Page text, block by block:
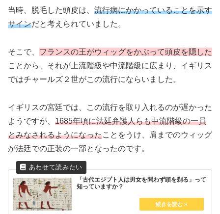
当時、脱毛した頭皮は、 流行病にかかっていることを示す
サインだと考えられていました。
そこで、 フランスの王がウィッグをかぶって頭皮を隠した
ことから、それが上流階級や中流階級に広まり、イギリス
ではチャールズ２世がこの流行にならいました。
イギリスの宮廷では、この流行を取り入れるのが遅かった
ようですが、 1685年頃に法廷弁護人らも中流階級の一員
とみなされるようになったことをうけ、肩までのウィッグ
が法廷での正装の一部となったのです。
「古代エジプト人は男女を問わず頭を剃る」って
知っていますか？